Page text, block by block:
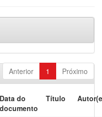
Anterior 1 Próximo
Data do
documento
Título